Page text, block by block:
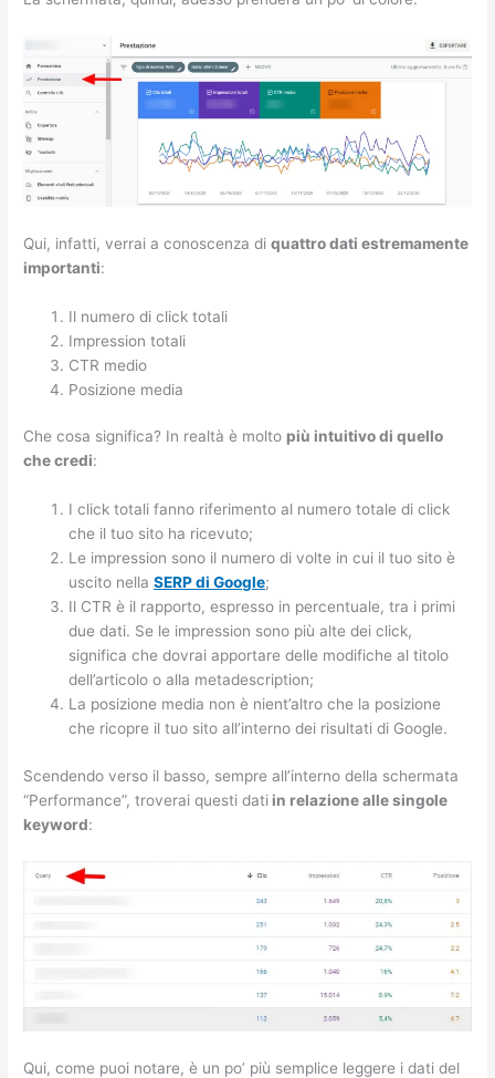
Qui, infatti, verrai a conoscenza diquattro dati estremamente
importanti:
Il numero di click totali
Impression totali
CTR medio
Posizione media
Che cosa significa? In realtà è molto più intuitivo di quello
che credi:
I click totali fanno riferimento al numero totale di click
che il tuo sito ha ricevuto;
Le impression sono il numero di volte in cui il tuo sito è
uscito nellaSERP di Google;
Il CTR è il rapporto, espresso in percentuale, tra i primi
due dati. Se le impression sono più alte dei click,
significa che dovrai apportare delle modifiche al titolo
dell’articolo o alla metadescription;
La posizione media non è nient’altro che la posizione
che ricopre il tuo sito all’interno dei risultati di Google.
Scendendo verso il basso, sempre all’interno della schermata
“Performance”, troverai questi dati in relazione alle singole
keyword:
Qui, come puoi notare, è un po’ più semplice leggere i dati del